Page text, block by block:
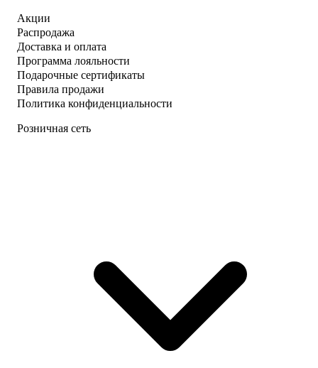
Акции
Распродажа
Доставка и оплата
Программа лояльности
Подарочные сертификаты
Правила продажи
Политика конфиденциальности
Розничная сеть